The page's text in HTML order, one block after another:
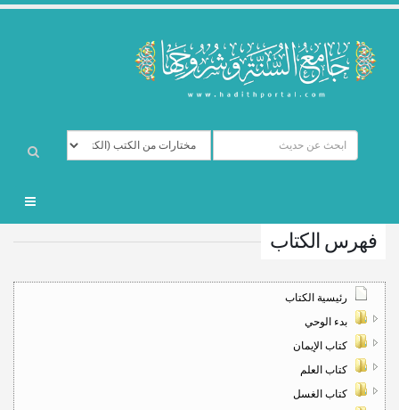
فهرس الكتاب
رئيسية الكتاب
بدء الوحي
كتاب الإيمان
كتاب العلم
كتاب الغسل